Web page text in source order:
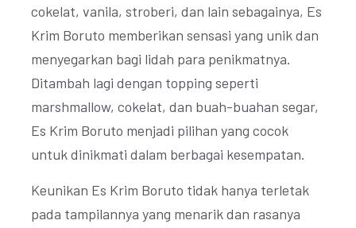
cokelat, vanila, stroberi, dan lain sebagainya, Es
Krim Boruto memberikan sensasi yang unik dan
menyegarkan bagi lidah para penikmatnya.
Ditambah lagi dengan topping seperti
marshmallow, cokelat, dan buah-buahan segar,
Es Krim Boruto menjadi pilihan yang cocok
untuk dinikmati dalam berbagai kesempatan.
Keunikan Es Krim Boruto tidak hanya terletak
pada tampilannya yang menarik dan rasanya